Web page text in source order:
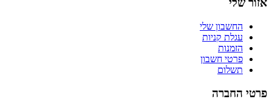
אזור שלי
החשבון שלי
עגלת קניות
הזמנות
פרטי חשבון
תשלום
פרטי החברה